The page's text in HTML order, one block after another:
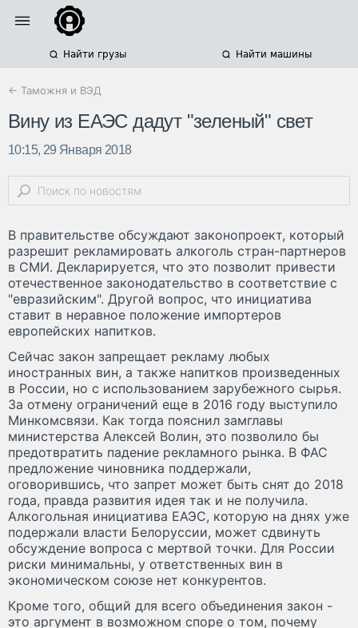
Найти грузы Найти машины
← Таможня и ВЭД
Вину из ЕАЭС дадут "зеленый" свет
10:15, 29 Января 2018
В правительстве обсуждают законопроект, который
разрешит рекламировать алкоголь стран-партнеров
в СМИ. Декларируется, что это позволит привести
отечественное законодательство в соответствие с
"евразийским". Другой вопрос, что инициатива
ставит в неравное положение импортеров
европейских напитков.
Сейчас закон запрещает рекламу любых
иностранных вин, а также напитков произведенных
в России, но с использованием зарубежного сырья.
За отмену ограничений еще в 2016 году выступило
Минкомсвязи. Как тогда пояснил замглавы
министерства Алексей Волин, это позволило бы
предотвратить падение рекламного рынка. В ФАС
предложение чиновника поддержали,
оговорившись, что запрет может быть снят до 2018
года, правда развития идея так и не получила.
Алкогольная инициатива ЕАЭС, которую на днях уже
подержали власти Белоруссии, может сдвинуть
обсуждение вопроса с мертвой точки. Для России
риски минимальны, у ответственных вин в
экономическом союзе нет конкурентов.
Кроме того, общий для всего объединения закон -
это аргумент в возможном споре о том, почему